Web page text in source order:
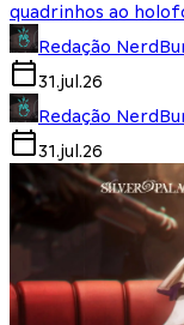
quadrinhos ao
Redação
31.jul.26
Redação
31.jul.26